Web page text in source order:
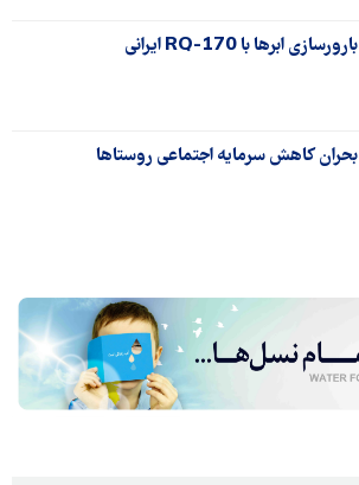
بارورسازی ابرها با RQ-170 ایرانی
بحران کاهش سرمایه اجتماعی روستاها